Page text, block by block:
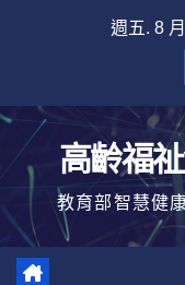
週五. 8
高齡福
教育部智慧健